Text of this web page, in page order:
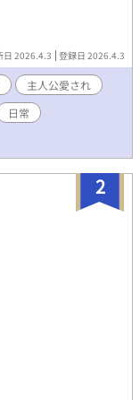
日 2026.4.3 登録日 2026.4.3
主人公愛され
日常
2